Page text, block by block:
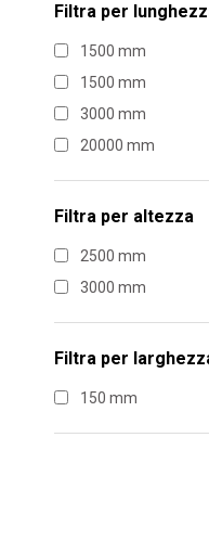
Filtra per
1500 mm
1500 mm
3000 mm
20000 mm
Filtra per altezza
2500 mm
3000 mm
Filtra per
150 mm